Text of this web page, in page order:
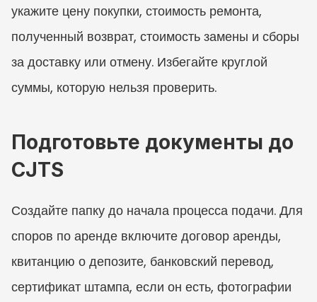
укажите цену покупки, стоимость ремонта,
полученный возврат, стоимость замены и сборы
за доставку или отмену. Избегайте круглой
суммы, которую нельзя проверить.
Подготовьте документы до
CJTS
Создайте папку до начала процесса подачи. Для
споров по аренде включите договор аренды,
квитанцию о депозите, банковский перевод,
сертификат штампа, если он есть, фотографии